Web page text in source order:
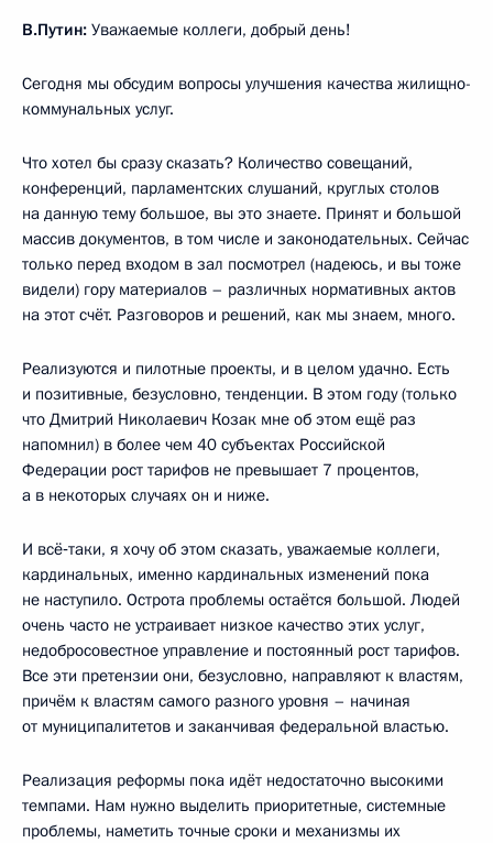
В.Путин: Уважаемые коллеги, добрый день!
Сегодня мы обсудим вопросы улучшения качества жилищно-
коммунальных услуг.
Что хотел бы сразу сказать? Количество совещаний,
конференций, парламентских слушаний, круглых столов
на данную тему большое, вы это знаете. Принят и большой
массив документов, в том числе и законодательных. Сейчас
только перед входом в зал посмотрел (надеюсь, и вы тоже
видели) гору материалов – различных нормативных актов
на этот счёт. Разговоров и решений, как мы знаем, много.
Реализуются и пилотные проекты, и в целом удачно. Есть
и позитивные, безусловно, тенденции. В этом году (только
что Дмитрий Николаевич Козак мне об этом ещё раз
напомнил) в более чем 40 субъектах Российской
Федерации рост тарифов не превышает 7 процентов,
а в некоторых случаях он и ниже.
И всё‑таки, я хочу об этом сказать, уважаемые коллеги,
кардинальных, именно кардинальных изменений пока
не наступило. Острота проблемы остаётся большой. Людей
очень часто не устраивает низкое качество этих услуг,
недобросовестное управление и постоянный рост тарифов.
Все эти претензии они, безусловно, направляют к властям,
причём к властям самого разного уровня – начиная
от муниципалитетов и заканчивая федеральной властью.
Реализация реформы пока идёт недостаточно высокими
темпами. Нам нужно выделить приоритетные, системные
проблемы, наметить точные сроки и механизмы их